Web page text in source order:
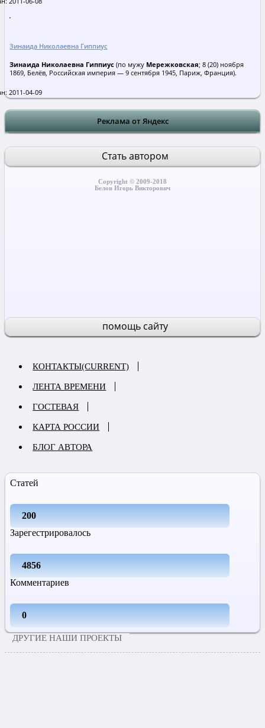
Зинаида Николаевна Гиппиус
Зинаида Николаевна Гиппиус (по мужу Мережковская; 8 (20) ноября
1869, Белёв, Российская империя — 9 сентября 1945, Париж, Франция).
2011-04-09
Реклама от Яндекс
Стать автором
Copyright © 2009-2018
Белов Игорь Викторович
помощь сайту
КОНТАКТЫ(CURRENT)
ЛЕНТА ВРЕМЕНИ
ГОСТЕВАЯ
КАРТА РОССИИ
БЛОГ АВТОРА
Статей
200
Зарегестрировалось
4856
Комментариев
0
ДРУГИЕ НАШИ ПРОЕКТЫ